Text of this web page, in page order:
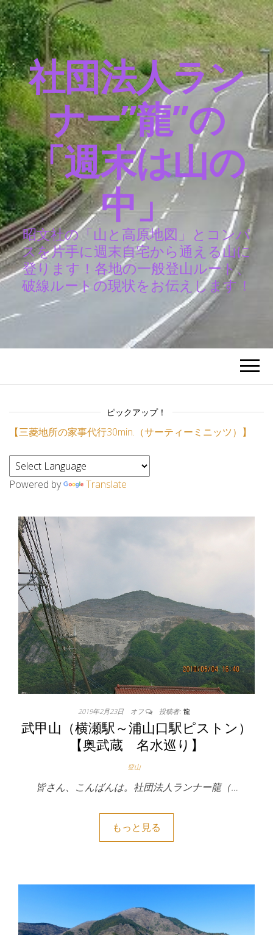
社団法人ラン
ナー”龍”の
「週末は山の
中」
昭文社の「山と高原地図」とコンパ
スを片手に週末自宅から通える山に
登ります！各地の一般登山ルート、
破線ルートの現状をお伝えします！
ピックアップ！
【三菱地所の家事代行30min.（サーティーミニッツ）】
Powered by Translate
2019年2月23日 オフ 投稿者: 龍
武甲山（横瀬駅～浦山口駅ピストン）
【奥武蔵 名水巡り】
登山
皆さん、こんばんは。社団法人ランナー龍（…
もっと見る